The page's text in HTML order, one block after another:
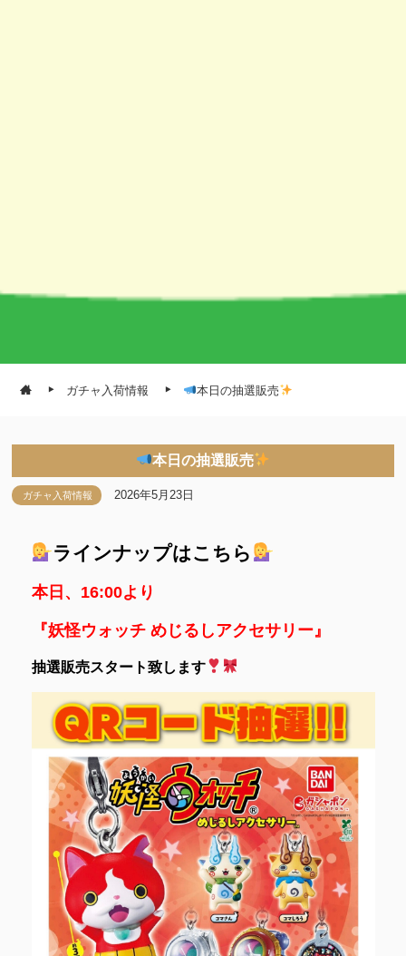
ガチャ入荷情報 本日の抽選販売
本日の抽選販売
ガチャ入荷情報 2026年5月23日
ラインナップはこちら
本日、16:00より
『妖怪ウォッチ めじるしアクセサリー』
抽選販売スタート致します